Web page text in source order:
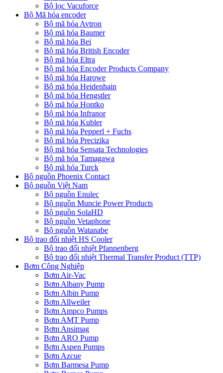
Bộ lọc Vacuforce
Bộ Mã hóa encoder
Bộ mã hóa Avtron
Bộ mã hóa Baumer
Bộ mã hóa Bei
Bộ mã hóa British Encoder
Bộ mã hóa Eltra
Bộ mã hóa Encoder Products Company
Bộ mã hóa Harowe
Bộ mã hóa Heidenhain
Bộ mã hóa Hengstler
Bộ mã hóa Hontko
Bộ mã hóa Infranor
Bộ mã hóa Kubler
Bộ mã hóa Pepperl + Fuchs
Bộ mã hóa Precizika
Bộ mã hóa Sensata Technologies
Bộ mã hóa Tamagawa
Bộ mã hóa Turck
Bộ nguồn Phoenix Contact
Bộ nguồn Việt Nam
Bộ nguồn Enulec
Bộ nguồn Muncie Power Products
Bộ nguồn SolaHD
Bộ nguồn Vetaphone
Bộ nguồn Watanabe
Bộ trao đổi nhiệt HS Cooler
Bộ trao đổi nhiệt Pfannenberg
Bộ trao đổi nhiệt Thermal Transfer Product (TTP)
Bơm Công Nghiệp
Bơm Air-Vac
Bơm Albany Pump
Bơm Albin Pump
Bơm Allweiler
Bơm Ampco Pumps
Bơm AMT Pump
Bơm Ansimag
Bơm ARO Pump
Bơm Aspen Pumps
Bơm Azcue
Bơm Barmesa Pump